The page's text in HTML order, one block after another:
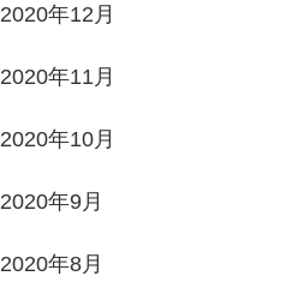
2020年12月
2020年11月
2020年10月
2020年9月
2020年8月